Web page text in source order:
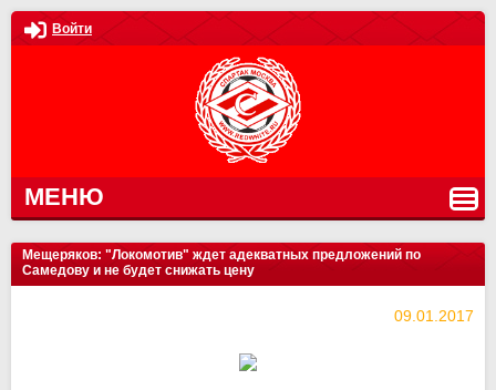
Войти
МЕНЮ
Мещеряков: "Локомотив" ждет адекватных предложений по
Самедову и не будет снижать цену
09.01.2017